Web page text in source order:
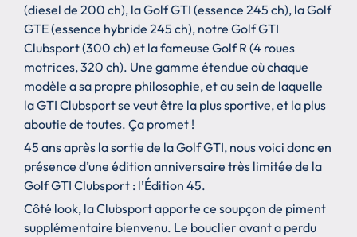
(diesel de 200 ch), la Golf GTI (essence 245 ch), la Golf
GTE (essence hybride 245 ch), notre Golf GTI
Clubsport (300 ch) et la fameuse Golf R (4 roues
motrices, 320 ch). Une gamme étendue où chaque
modèle a sa propre philosophie, et au sein de laquelle
la GTI Clubsport se veut être la plus sportive, et la plus
aboutie de toutes. Ça promet !
45 ans après la sortie de la Golf GTI, nous voici donc en
présence d’une édition anniversaire très limitée de la
Golf GTI Clubsport : l’Édition 45.
Côté look, la Clubsport apporte ce soupçon de piment
supplémentaire bienvenu. Le bouclier avant a perdu